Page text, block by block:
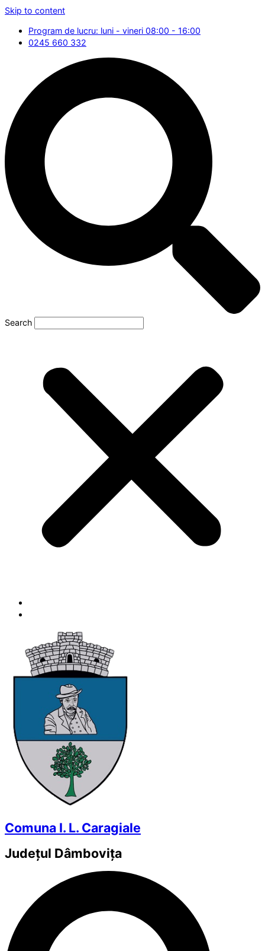
Skip to content
Program de lucru: luni - vineri 08:00 - 16:00
0245 660 332
Search
Comuna I. L. Caragiale
Județul Dâmbovița